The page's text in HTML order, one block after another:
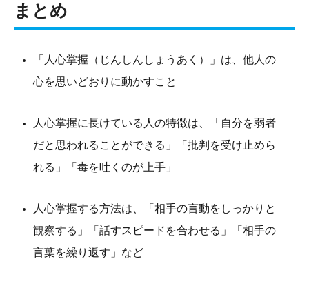
まとめ
「人心掌握（じんしんしょうあく）」は、他人の
心を思いどおりに動かすこと
人心掌握に長けている人の特徴は、「自分を弱者
だと思われることができる」「批判を受け止めら
れる」「毒を吐くのが上手」
人心掌握する方法は、「相手の言動をしっかりと
観察する」「話すスピードを合わせる」「相手の
言葉を繰り返す」など